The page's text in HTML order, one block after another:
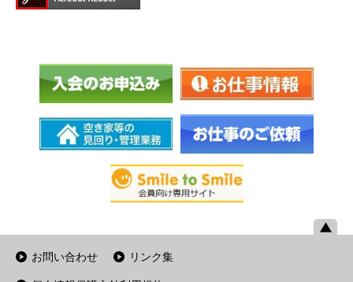
お問い合わせ リンク集